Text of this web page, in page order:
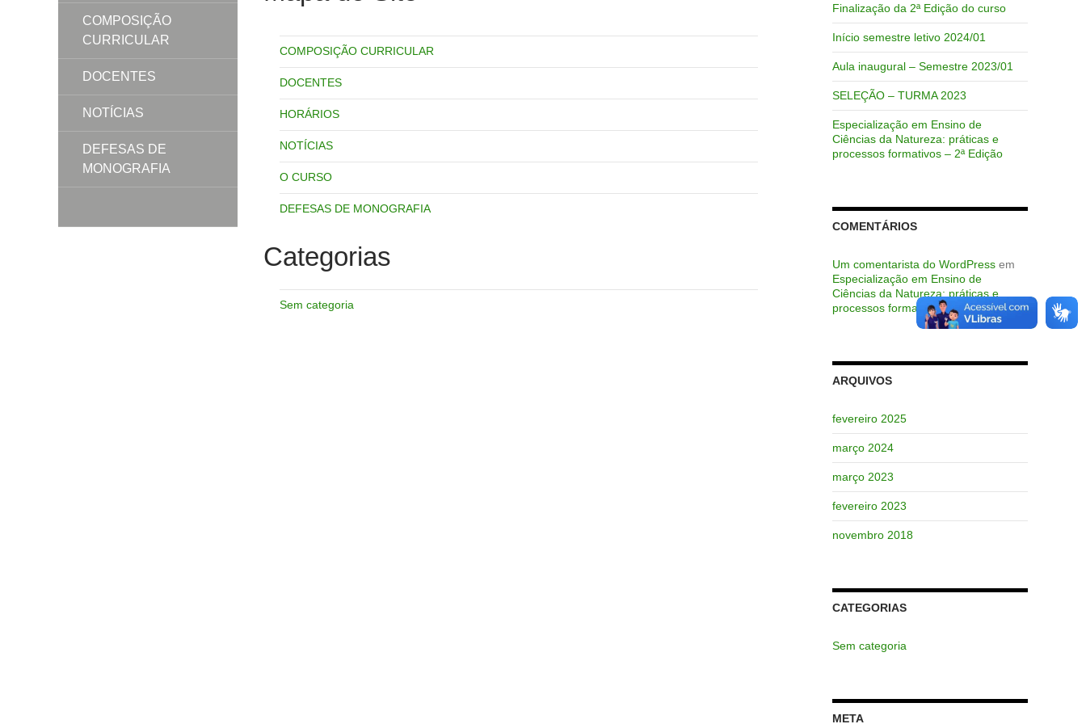
COMPOSIÇÃO CURRICULAR
DOCENTES
HORÁRIOS
NOTÍCIAS
O CURSO
DEFESAS DE MONOGRAFIA
Categorias
Sem categoria
Finalização da 2ª Edição do curso
Início semestre letivo 2024/01
Aula inaugural – Semestre 2023/01
SELEÇÃO – TURMA 2023
Especialização em Ensino de
Ciências da Natureza: práticas e
processos formativos – 2ª Edição
COMENTÁRIOS
Um comentarista do WordPressem
Especialização em Ensino de
Ciências da Natureza: práticas e
processos formativos – 2ª Edição
ARQUIVOS
fevereiro 2025
março 2024
março 2023
fevereiro 2023
novembro 2018
CATEGORIAS
Sem categoria
META
COMPOSIÇÃO
CURRICULAR
DOCENTES
NOTÍCIAS
DEFESAS DE
MONOGRAFIA